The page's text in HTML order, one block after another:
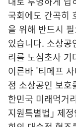
국회에도 간곡히
을 위해 반드시
있습니다. 소상공
리를 노심초사 기
이른바 '티메프
점 소상공인 보호
한민국 미래먹거
지원특별법｣ 제